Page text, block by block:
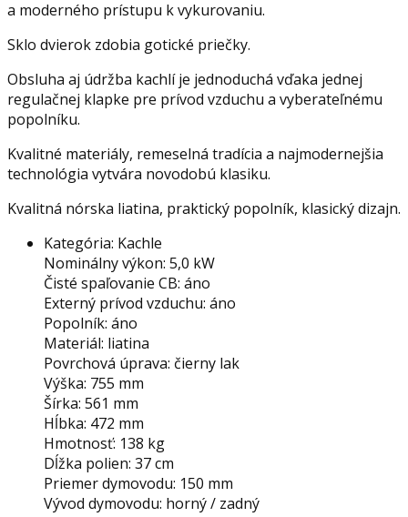
a moderného prístupu k vykurovaniu.
Sklo dvierok zdobia gotické priečky.
Obsluha aj údržba kachlí je jednoduchá vďaka jednej
regulačnej klapke pre prívod vzduchu a vyberateľnému
popolníku.
Kvalitné materiály, remeselná tradícia a najmodernejšia
technológia vytvára novodobú klasiku.
Kvalitná nórska liatina, praktický popolník, klasický dizajn.
Kategória: Kachle
Nominálny výkon: 5,0 kW
Čisté spaľovanie CB: áno
Externý prívod vzduchu: áno
Popolník: áno
Materiál: liatina
Povrchová úprava: čierny lak
Výška: 755 mm
Šírka: 561 mm
Hĺbka: 472 mm
Hmotnosť: 138 kg
Dĺžka polien: 37 cm
Priemer dymovodu: 150 mm
Vývod dymovodu: horný / zadný